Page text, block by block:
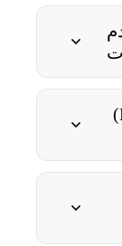
6. إطارات العمل (Frameworks)